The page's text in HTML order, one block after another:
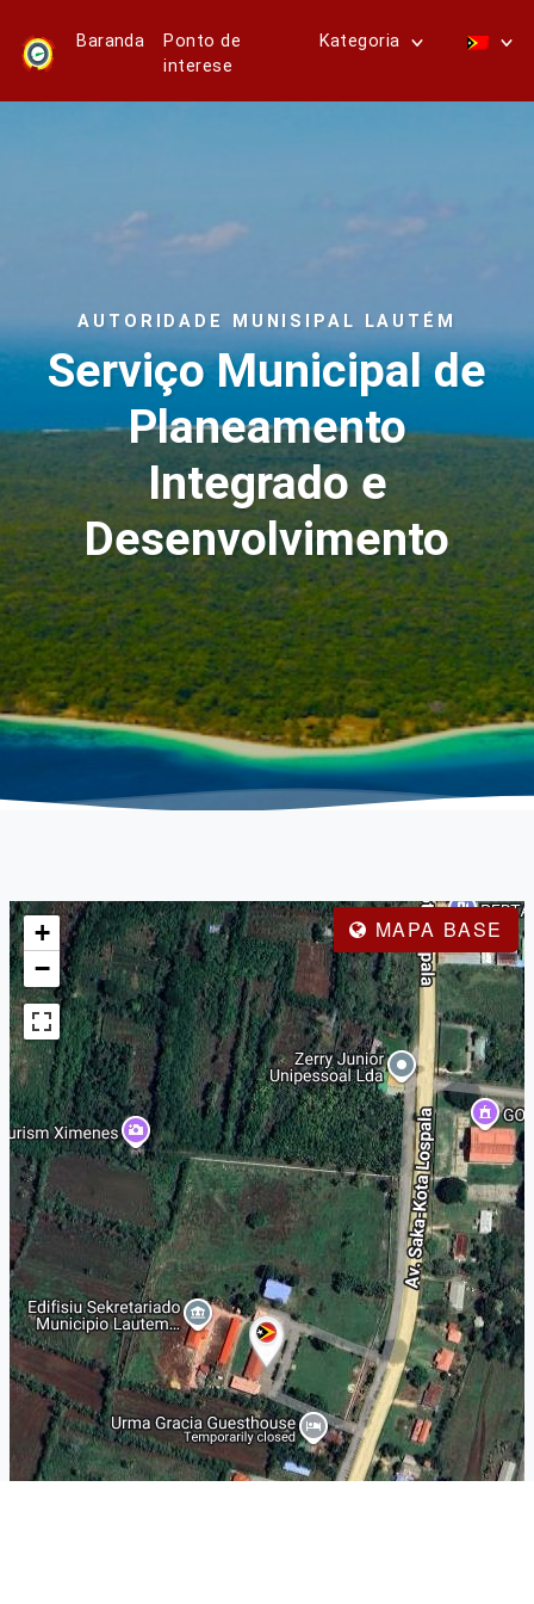
Baranda
Ponto de
interese
Kategoria
AUTORIDADE MUNISIPAL LAUTÉM
Serviço Municipal de
Planeamento
Integrado e
Desenvolvimento
MAPA BASE
+
−